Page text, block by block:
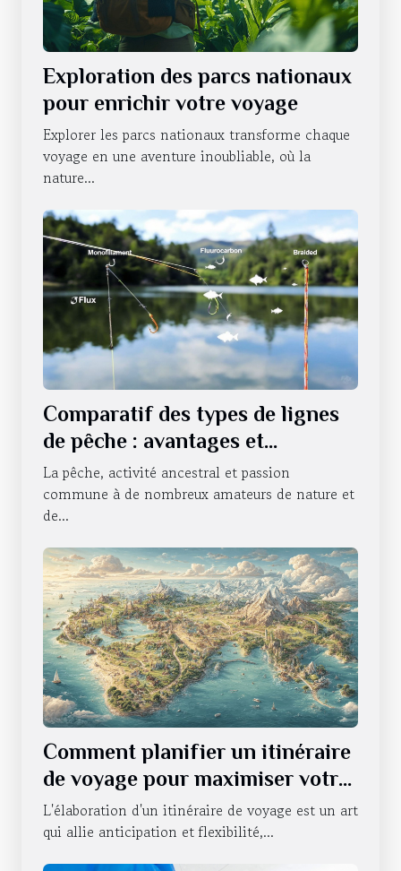
Exploration des parcs nationaux
pour enrichir votre voyage
Explorer les parcs nationaux transforme chaque
voyage en une aventure inoubliable, où la
nature...
Comparatif des types de lignes
de pêche : avantages et
utilisations
La pêche, activité ancestral et passion
commune à de nombreux amateurs de nature et
de...
Comment planifier un itinéraire
de voyage pour maximiser votre
expérience
L'élaboration d'un itinéraire de voyage est un art
qui allie anticipation et flexibilité,...